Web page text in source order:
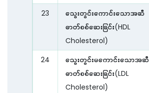
23
သွေးတွင်းကောင်းသောအဆီ
ဓာတ်စစ်ဆေးခြင်း(HDL
Cholesterol)
24
သွေးတွင်းမကောင်းသောအဆီ
ဓာတ်စစ်ဆေးခြင်း(LDL
Cholesterol)